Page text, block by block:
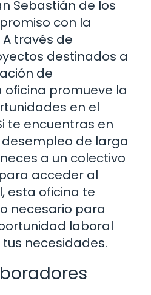
Sebastián de los
con la
través de
destinados a
de
oficina promueve la
en el
te encuentras en
de larga
a un colectivo
acceder al
esta oficina te
necesario para
laboral
necesidades.